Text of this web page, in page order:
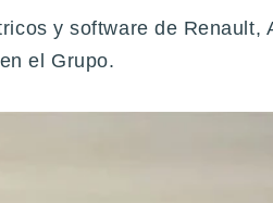
y software de Renault,
el Grupo.